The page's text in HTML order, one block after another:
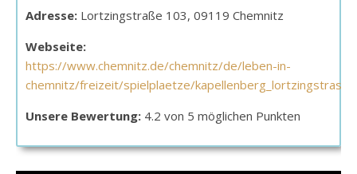
Adresse: Lortzingstraße 103, 09119 Chemnitz
Webseite:
https://www.chemnitz.de/chemnitz/de/leben-in-
chemnitz/freizeit/spielplaetze/
Unsere Bewertung: 4.2 von 5 möglichen Punkten